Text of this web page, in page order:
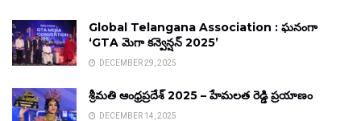
Global Telangana Association : ఘనంగా
‘GTA మెగా కన్వెన్షన్ 2025’
DECEMBER 29, 2025
శ్రీమతి ఆంధ్రప్రదేశ్ 2025 – హేమలత రెడ్డి ప్రయాణం
DECEMBER 14, 2025